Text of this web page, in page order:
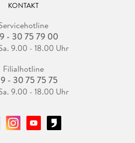
KONTAKT
- 30 75 79 00
9.00 - 18.00 Uhr
Filialhotline
- 30 75 75 75
9.00 - 18.00 Uhr